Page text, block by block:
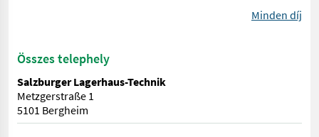
Minden díj
Összes telephely
Salzburger Lagerhaus-Technik
Metzgerstraße 1
5101 Bergheim